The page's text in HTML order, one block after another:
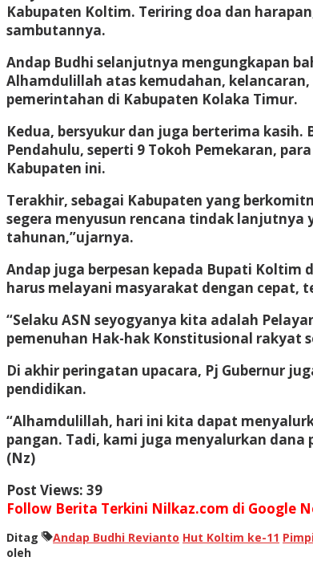
Kabupaten Koltim. Teriring doa dan
sambutannya.
Andap Budhi selanjutnya mengungkapan
Alhamdulillah atas kemudahan,
pemerintahan di Kabupaten Kolaka Timur.
Kedua, bersyukur dan juga berterima
Pendahulu, seperti 9 Tokoh Pemekaran,
Kabupaten ini.
Terakhir, sebagai Kabupaten yang
segera menyusun rencana tindak lanjutnya
tahunan,”ujarnya.
Andap juga berpesan kepada Bupati
harus melayani masyarakat dengan cepat,
“Selaku ASN seyogyanya kita adalah
pemenuhan Hak-hak Konstitusional rakyat
Di akhir peringatan upacara, Pj Gubernur
pendidikan.
“Alhamdulillah, hari ini kita dapat
pangan. Tadi, kami juga menyalurkan dana
(Nz)
Post Views: 39
Follow Berita Terkini Nilkaz.com di Google
Ditag Andap Budhi Revianto Hut Koltim ke-11
oleh